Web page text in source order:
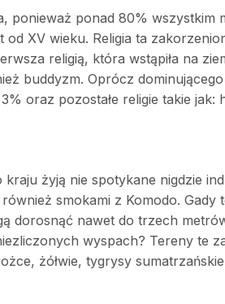
ponieważ ponad 80% wszystkim
od XV wieku. Religia ta
religią, która wstąpiła na
buddyzm. Oprócz
oraz pozostałe religie takie jak:
żyją nie spotykane nigdzie
smokami z Komodo. Gady
dorosnąć nawet do trzech
wyspach? Tereny te
żółwie, tygrysy